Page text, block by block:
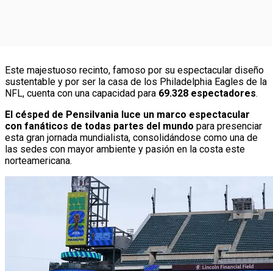
Este majestuoso recinto, famoso por su espectacular diseño
sustentable y por ser la casa de los Philadelphia Eagles de la
NFL, cuenta con una capacidad para 69.328 espectadores.
El césped de Pensilvania luce un marco espectacular
con fanáticos de todas partes del mundo para presenciar
esta gran jornada mundialista, consolidándose como una de
las sedes con mayor ambiente y pasión en la costa este
norteamericana.